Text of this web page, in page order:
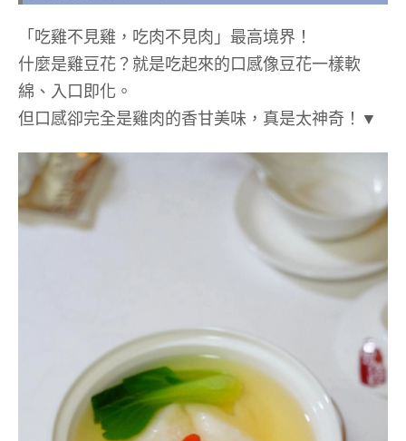
「吃雞不見雞，吃肉不見肉」最高境界！
什麼是雞豆花？就是吃起來的口感像豆花一樣軟
綿、入口即化。
但口感卻完全是雞肉的香甘美味，真是太神奇！▼